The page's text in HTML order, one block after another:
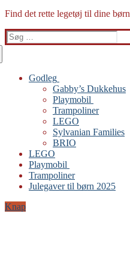
Find det rette legetøj til dine børn
Søg
efter:
Godleg
Gabby’s Dukkehus
Playmobil
Trampoliner
LEGO
Sylvanian Families
BRIO
LEGO
Playmobil
Trampoliner
Julegaver til børn 2025
Knap